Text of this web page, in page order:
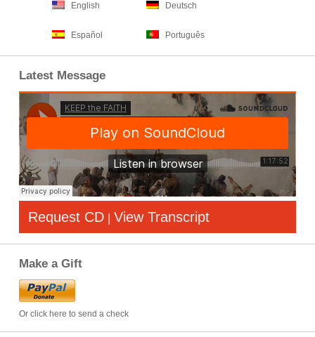
English Deutsch
Español Português
Latest Message
Request CD | View Transcript
Make a Gift
Or click here to send a check